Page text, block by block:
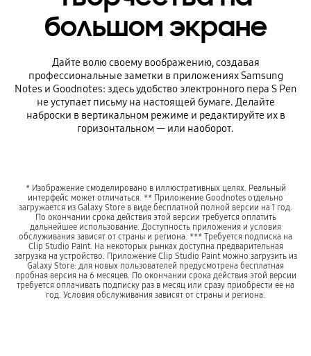
большом экране
Дайте волю своему воображению, создавая
профессиональные заметки в приложениях Samsung
Notes и Goodnotes: здесь удобство электронного пера S Pen
не уступает письму на настоящей бумаге. Делайте
наброски в вертикальном режиме и редактируйте их в
горизонтальном — или наоборот.
* Изображение смоделировано в иллюстративных целях. Реальный
интерфейс может отличаться. ** Приложение Goodnotes отдельно
загружается из Galaxy Store в виде бесплатной полной версии на 1 год.
По окончании срока действия этой версии требуется оплатить
дальнейшее использование. Доступность приложения и условия
обслуживания зависят от страны и региона. *** Требуется подписка на
Clip Studio Paint. На некоторых рынках доступна предварительная
загрузка на устройство. Приложение Clip Studio Paint можно загрузить из
Galaxy Store: для новых пользователей предусмотрена бесплатная
пробная версия на 6 месяцев. По окончании срока действия этой версии
требуется оплачивать подписку раз в месяц или сразу приобрести ее на
год. Условия обслуживания зависят от страны и региона.